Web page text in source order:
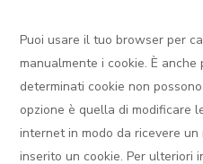
Puoi usare il tuo browser per
manualmente i cookie. È
determinati cookie non
opzione è quella di modificare
internet in modo da ricevere
inserito un cookie. Per ulteriori